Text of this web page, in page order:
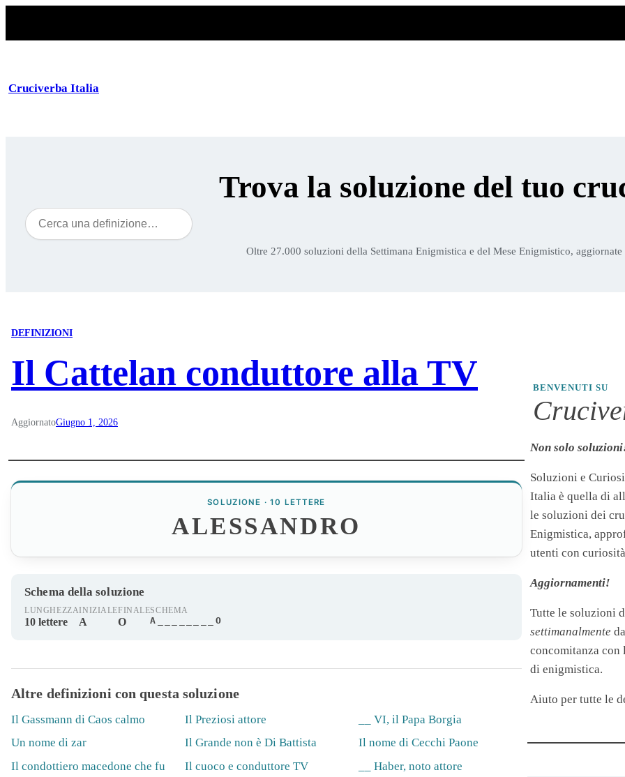
Cruciverba Italia
Trova la soluzione del tuo
Cerca
Oltre 27.000 soluzioni della Settimana Enigmistica e del Mese Enigmistico, aggiornate
DEFINIZIONI
Il Cattelan conduttore alla TV
AggiornatoGiugno 1, 2026
SOLUZIONE · 10 LETTERE
ALESSANDRO
Schema della soluzione
LUNGHEZZA
10 lettere
INIZIALE
A
FINALE
O
SCHEMA
A________O
Altre definizioni con questa soluzione
Il Gassmann di Caos calmo Il Preziosi attore
__ VI, il Papa Borgia
Un nome di zar
Il Grande non è Di Battista
Il nome di Cecchi Paone
Il condottiero macedone che fu
Il cuoco e conduttore TV
__ Haber, noto attore
BENVENUTI SU
Non solo
Soluzioni e
Italia è quella di
le soluzioni dei
Enigmistica,
utenti con
Aggiornamenti!
Tutte le soluzioni
settimanalmente
concomitanza
di enigmistica.
Aiuto per tutte le